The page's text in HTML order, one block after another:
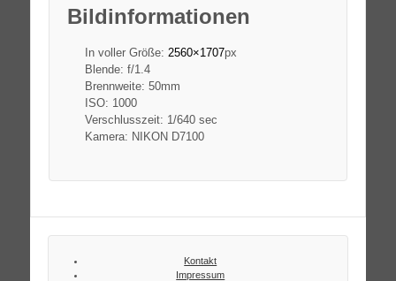
Bildinformationen
In voller Größe: 2560×1707px
Blende: f/1.4
Brennweite: 50mm
ISO: 1000
Verschlusszeit: 1/640 sec
Kamera: NIKON D7100
Kontakt
Impressum